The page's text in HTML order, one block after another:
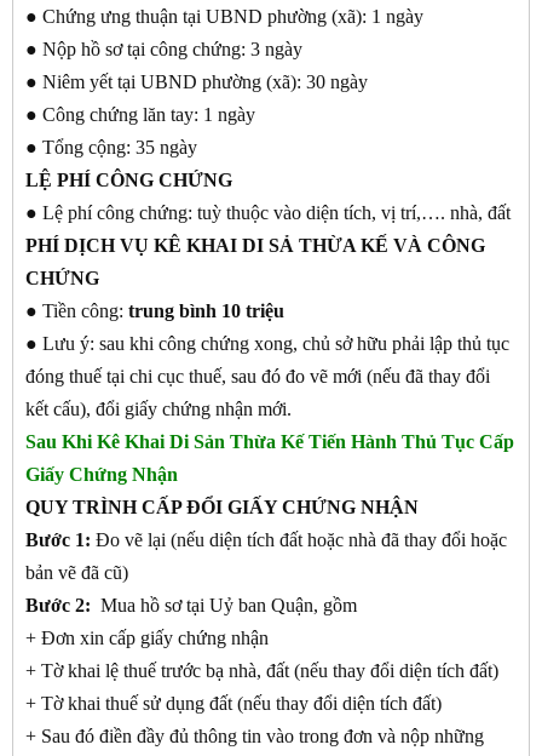
● Chứng ưng thuận tại UBND phường (xã): 1 ngày
● Nộp hồ sơ tại công chứng: 3 ngày
● Niêm yết tại UBND phường (xã): 30 ngày
● Công chứng lăn tay: 1 ngày
● Tổng cộng: 35 ngày
LỆ PHÍ CÔNG CHỨNG
● Lệ phí công chứng: tuỳ thuộc vào diện tích, vị trí,…. nhà, đất
PHÍ DỊCH VỤ KÊ KHAI DI SẢ THỪA KẾ VÀ CÔNG
CHỨNG
● Tiền công: trung bình 10 triệu
● Lưu ý: sau khi công chứng xong, chủ sở hữu phải lập thủ tục
đóng thuế tại chi cục thuế, sau đó đo vẽ mới (nếu đã thay đổi
kết cấu), đổi giấy chứng nhận mới.
Sau Khi Kê Khai Di Sản Thừa Kế Tiến Hành Thủ Tục Cấp
Giấy Chứng Nhận
QUY TRÌNH CẤP ĐỔI GIẤY CHỨNG NHẬN
Bước 1: Đo vẽ lại (nếu diện tích đất hoặc nhà đã thay đổi hoặc
bản vẽ đã cũ)
Bước 2: Mua hồ sơ tại Uỷ ban Quận, gồm
+ Đơn xin cấp giấy chứng nhận
+ Tờ khai lệ thuế trước bạ nhà, đất (nếu thay đổi diện tích đất)
+ Tờ khai thuế sử dụng đất (nếu thay đổi diện tích đất)
+ Sau đó điền đầy đủ thông tin vào trong đơn và nộp những